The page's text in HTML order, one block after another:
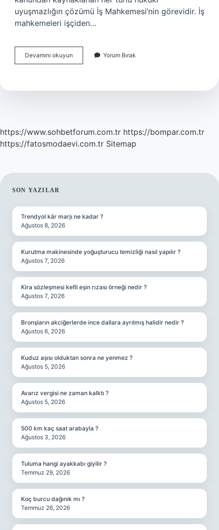
uyuşmazlığın çözümü İş Mahkemesi’nin görevidir. İş
mahkemeleri işçiden…
Devamını okuyun
Adli
Yorum Bırak
https://www.sohbetforum.com.tr https://bompar.com.tr
https://fatosmodaevi.com.tr Sitemap
SIDEBAR
SON YAZILAR
Trendyol kâr marjı ne kadar ?
Ağustos 8, 2026
Kurutma makinesinde yoğuşturucu temizliği nasıl yapılır ?
Ağustos 7, 2026
Kira sözleşmesi kefil eşin rızası örneği nedir ?
Ağustos 7, 2026
Bronşların akciğerlerde ince dallara ayrılmış halidir nedir ?
Ağustos 6, 2026
Kuduz aşısı olduktan sonra ne yenmez ?
Ağustos 5, 2026
Avarız vergisi ne zaman kalktı ?
Ağustos 5, 2026
500 km kaç saat arabayla ?
Ağustos 3, 2026
Tuluma hangi ayakkabı giyilir ?
Temmuz 29, 2026
Koç burcu dağınık mı ?
Temmuz 26, 2026